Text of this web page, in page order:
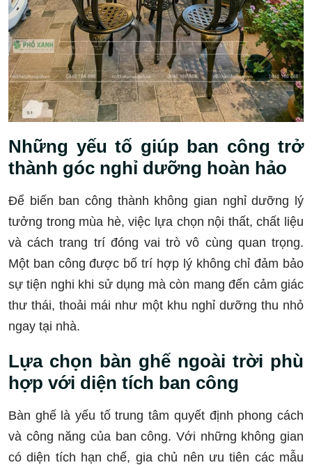
Những yếu tố giúp ban công trở
thành góc nghỉ dưỡng hoàn hảo
Để biến ban công thành không gian nghỉ dưỡng lý
tưởng trong mùa hè, việc lựa chọn nội thất, chất liệu
và cách trang trí đóng vai trò vô cùng quan trọng.
Một ban công được bố trí hợp lý không chỉ đảm bảo
sự tiện nghi khi sử dụng mà còn mang đến cảm giác
thư thái, thoải mái như một khu nghỉ dưỡng thu nhỏ
ngay tại nhà.
Lựa chọn bàn ghế ngoài trời phù
hợp với diện tích ban công
Bàn ghế là yếu tố trung tâm quyết định phong cách
và công năng của ban công. Với những không gian
có diện tích hạn chế, gia chủ nên ưu tiên các mẫu